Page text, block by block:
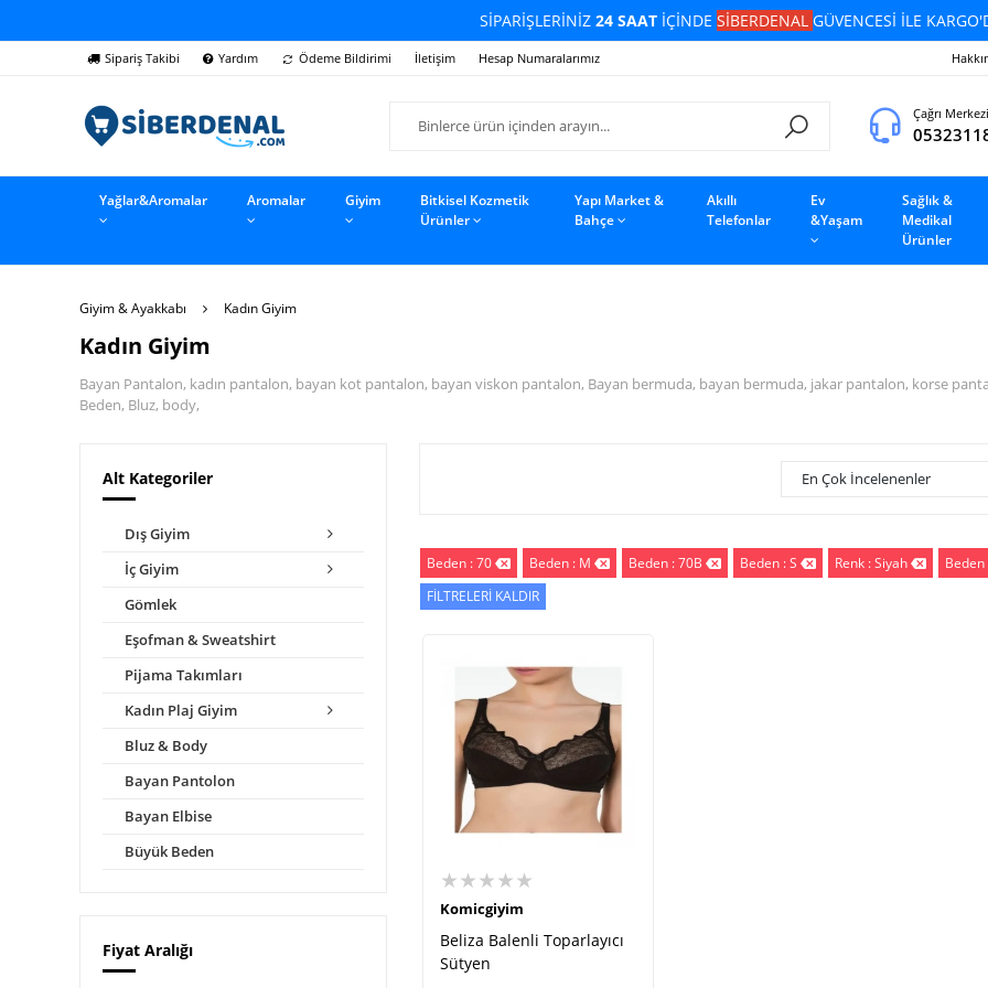
SİPARİŞLERİNİZ 24 SAATİÇİNDE SİBERDENAL GÜVENCESİ İLE
Sipariş Takibi Yardım Ödeme Bildirimi İletişim Hesap Numaralarımız
Çağrı Merkezi
Yağlar&Aromalar Aromalar Giyim
Bitkisel Kozmetik
Ürünler
Yapı Market &
Bahçe
Akıllı
Telefonlar
Ev
&Yaşam
Sağlık &
Medikal
Ürünler
Giyim & Ayakkabı Kadın Giyim
Kadın Giyim
Bayan Pantalon, kadın pantalon, bayan kot pantalon, bayan viskon pantalon, Bayan bermuda, bayan bermuda, jakar pantalon, korse
Beden, Bluz, body,
Alt Kategoriler
Dış Giyim
İç Giyim
Gömlek
Eşofman & Sweatshirt
Pijama Takımları
Kadın Plaj Giyim
Bluz & Body
Bayan Pantolon
Bayan Elbise
Büyük Beden
Fiyat Aralığı
En Çok İncelenenler
Beden : 70 Beden : M Beden : 70B Beden : S Renk : Siyah Beden
FİLTRELERİ KALDIR
★★★★★
Komicgiyim
Beliza Balenli Toparlayıcı
Sütyen